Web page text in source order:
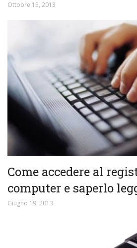
Ottobre 15, 2013
Come accedere al
computer e saperlo
Giugno 19, 2013